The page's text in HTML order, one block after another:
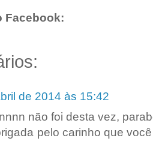
Facebook:
de 2014 às 15:42
não foi desta vez,
pelo carinho que